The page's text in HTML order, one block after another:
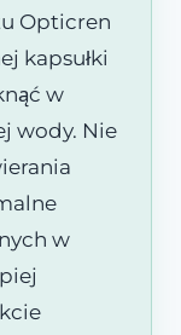
Opticren
kapsułki
w
wody. Nie
w